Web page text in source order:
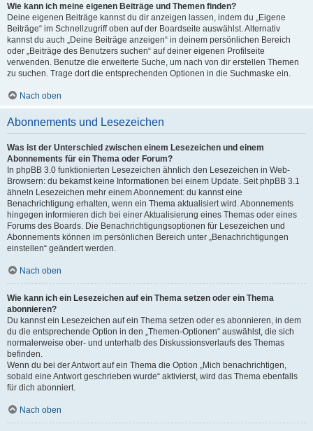
Wie kann ich meine eigenen Beiträge und Themen finden?
Deine eigenen Beiträge kannst du dir anzeigen lassen, indem du „Eigene
Beiträge“ im Schnellzugriff oben auf der Boardseite auswählst. Alternativ
kannst du auch „Deine Beiträge anzeigen“ in deinem persönlichen Bereich
oder „Beiträge des Benutzers suchen“ auf deiner eigenen Profilseite
verwenden. Benutze die erweiterte Suche, um nach von dir erstellen Themen
zu suchen. Trage dort die entsprechenden Optionen in die Suchmaske ein.
Nach oben
Abonnements und Lesezeichen
Was ist der Unterschied zwischen einem Lesezeichen und einem
Abonnements für ein Thema oder Forum?
In phpBB 3.0 funktionierten Lesezeichen ähnlich den Lesezeichen in Web-
Browsern: du bekamst keine Informationen bei einem Update. Seit phpBB 3.1
ähneln Lesezeichen mehr einem Abonnement: du kannst eine
Benachrichtigung erhalten, wenn ein Thema aktualisiert wird. Abonnements
hingegen informieren dich bei einer Aktualisierung eines Themas oder eines
Forums des Boards. Die Benachrichtigungsoptionen für Lesezeichen und
Abonnements können im persönlichen Bereich unter „Benachrichtigungen
einstellen“ geändert werden.
Nach oben
Wie kann ich ein Lesezeichen auf ein Thema setzen oder ein Thema
abonnieren?
Du kannst ein Lesezeichen auf ein Thema setzen oder es abonnieren, in dem
du die entsprechende Option in den „Themen-Optionen“ auswählst, die sich
normalerweise ober- und unterhalb des Diskussionsverlaufs des Themas
befinden.
Wenn du bei der Antwort auf ein Thema die Option „Mich benachrichtigen,
sobald eine Antwort geschrieben wurde“ aktivierst, wird das Thema ebenfalls
für dich abonniert.
Nach oben